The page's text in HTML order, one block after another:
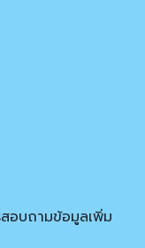
อบถามข้อมูลเพิ่ม